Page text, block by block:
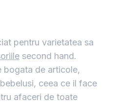
pentru varietatea sa
second hand.
bogata de articole,
ceea ce il face
afaceri de toate